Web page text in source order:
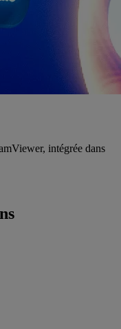
intégrée dans